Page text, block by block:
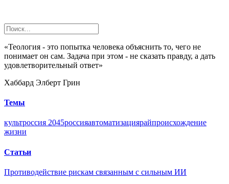
«Теология - это попытка человека объяснить то, чего не
понимает он сам. Задача при этом - не сказать правду, а дать
удовлетворительный ответ»
Хаббард Элберт Грин
Темы
культроссия 2045россияавтоматизациярайпроисхождение
жизни
Статьи
Противодействие рискам связанным с сильным ИИ